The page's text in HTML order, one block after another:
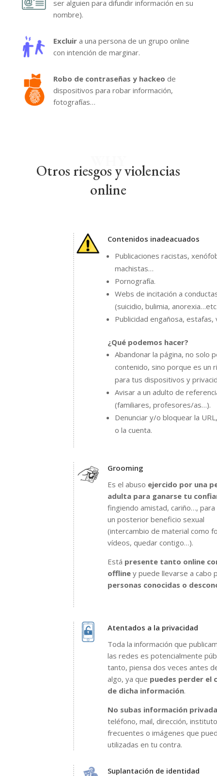
ser alguien para difundir información en su
nombre).
Excluira una persona de un grupo online
con intención de marginar.
Robo de contraseñas y hackeo de
dispositivos para robar información,
fotografías…
Otros riesgos y violencias
online
Contenidos inadeacuados
Publicaciones racistas,
machistas…
Pornografía.
Webs de incitación a
(suicidio, bulimia,
Publicidad engañosa, estafas,
¿Qué podemos hacer?
Abandonar la página, no solo
contenido, sino porque es un
para tus dispositivos y
Avisar a un adulto de
(familiares, profesores/as…).
Denunciar y/o bloquear la
o la cuenta.
Grooming
Es el abuso ejercido por una
adulta para ganarse tu
fingiendo amistad, cariño…, para
un posterior beneficio sexual
(intercambio de material como
vídeos, quedar contigo…).
Está presente tanto online
offline y puede llevarse a cabo
personas conocidas o
Atentados a la privacidad
Toda la información que
las redes es potencialmente
tanto, piensa dos veces antes
algo, ya que puedes perder el
de dicha información.
No subas información
teléfono, mail, dirección,
frecuentes o imágenes que
utilizadas en tu contra.
Suplantación de identidad